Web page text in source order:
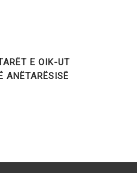
E OIK-UT
ANËTARËSISË